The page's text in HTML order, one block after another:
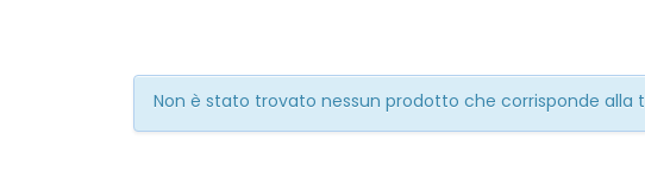
Non è stato trovato nessun prodotto che corrisponde alla